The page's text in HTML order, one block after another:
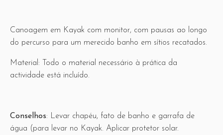
Canoagem em Kayak com monitor, com pausas ao longo
do percurso para um merecido banho em sítios recatados.
Material: Todo o material necessário à prática da
actividade está incluído.
Conselhos: Levar chapéu, fato de banho e garrafa de
água (para levar no Kayak. Aplicar protetor solar.